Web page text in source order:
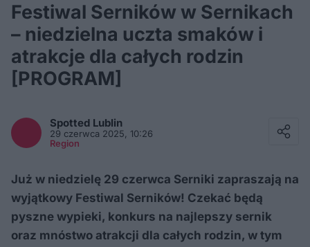
Festiwal Serników w Sernikach
– niedzielna uczta smaków i
atrakcje dla całych rodzin
[PROGRAM]
Spotted Lublin
29 czerwca 2025, 10:26
Region
Już w niedzielę 29 czerwca Serniki zapraszają na
wyjątkowy Festiwal Serników! Czekać będą
pyszne wypieki, konkurs na najlepszy sernik
oraz mnóstwo atrakcji dla całych rodzin, w tym